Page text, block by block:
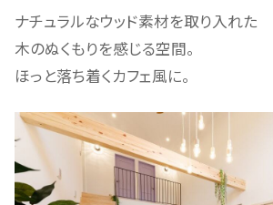
ナチュラルなウッド素材を取り入れた
木のぬくもりを感じる空間。
ほっと落ち着くカフェ風に。